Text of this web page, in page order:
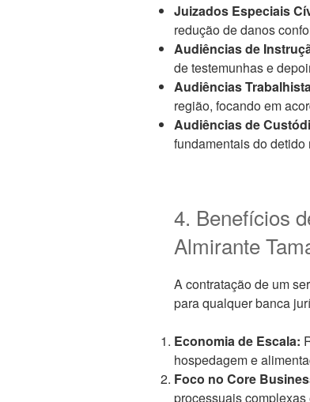
Juizados Especiais
redução de danos
Audiências de
de testemunhas e
Audiências
região, focando em
Audiências de
fundamentais do
4. Benefícios
Almirante
A contratação de um
para qualquer banca
Economia de Escala:
hospedagem e
Foco no Core
processuais